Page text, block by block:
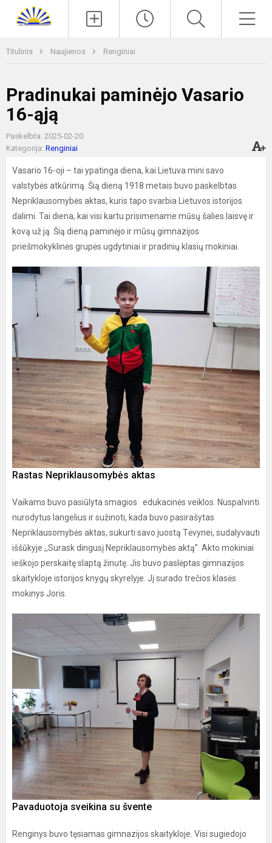
Titulinis Naujienos Renginiai
Pradinukai paminėjo Vasario
16-ąją
Paskelbta: 2025-02-20
Kategorija: Renginiai
Vasario 16-oji – tai ypatinga diena, kai Lietuva mini savo
valstybės atkūrimą. Šią dieną 1918 metais buvo paskelbtas
Nepriklausomybės aktas, kuris tapo svarbia Lietuvos istorijos
dalimi. Tai diena, kai visi kartu prisimename mūsų šalies laisvę ir
kovą už ją. Šią dieną paminėjo ir mūsų gimnazijos
priešmokyklinės grupės ugdytiniai ir pradinių klasių mokiniai.
Rastas Nepriklausomybės aktas
Vaikams buvo pasiūlyta smagios edukacinės veiklos. Nuspalvinti
nurodytus langelius ir sužinoti, kada buvo pasirašytas
Nepriklausomybės aktas, sukurti savo juostą Tėvynei, sudalyvauti
iššūkyje ,,Surask dingusį Nepriklausomybės aktą”. Akto mokiniai
ieškojo perskaitę slaptą žinutę. Jis buvo paslėptas gimnazijos
skaitykloje istorijos knygų skyrelyje. Jį surado trečios klasės
mokinys Joris.
Pavaduotoja sveikina su švente
Renginys buvo tęsiamas gimnazijos skaitykloje. Visi sugiedojo